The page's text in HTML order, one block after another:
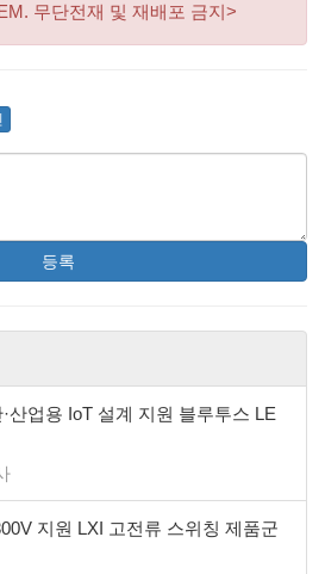
무단전재 및 재배포 금지>
등록
산업용 IoT 설계 지원 블루투스 LE
지원 LXI 고전류 스위칭 제품군